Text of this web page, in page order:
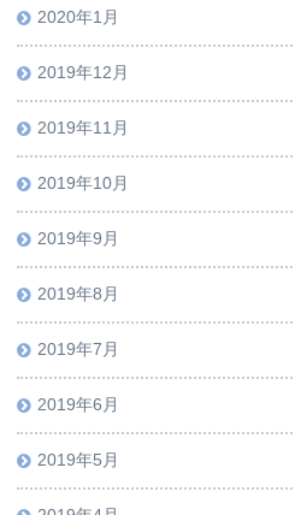
2020年1月
2019年12月
2019年11月
2019年10月
2019年9月
2019年8月
2019年7月
2019年6月
2019年5月